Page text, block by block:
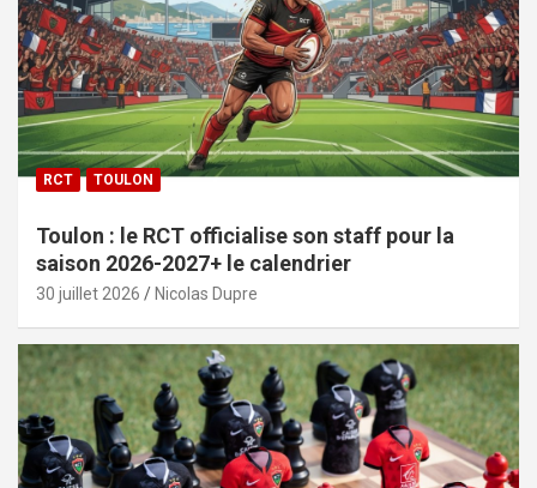
RCT TOULON
Toulon : le RCT officialise son staff pour la
saison 2026-2027+ le calendrier
30 juillet 2026 Nicolas Dupre